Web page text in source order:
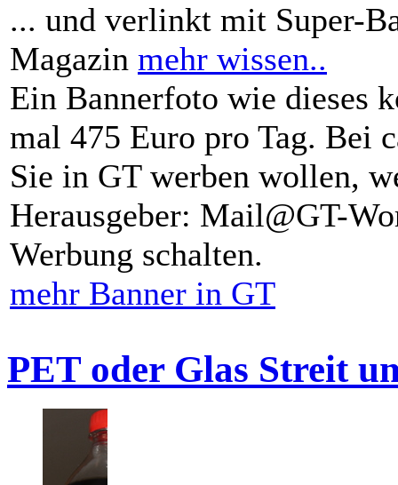
... und verlinkt mit Super-
Magazin mehr wissen..
Ein Bannerfoto wie dieses
mal 475 Euro pro Tag. Bei
Sie in GT werben wollen,
Herausgeber: Mail@GT-
Werbung schalten.
mehr Banner in GT
PET oder Glas Streit